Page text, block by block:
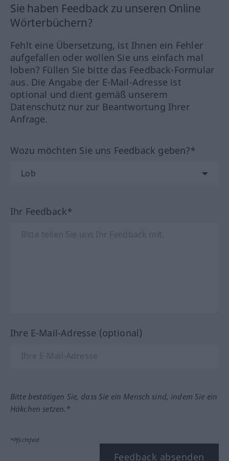
Sie haben Feedback zu unseren Online
Wörterbüchern?
Fehlt eine Übersetzung, ist Ihnen ein Fehler
aufgefallen oder wollen Sie uns einfach mal
loben? Füllen Sie bitte das Feedback-Formular
aus. Die Angabe der E-Mail-Adresse ist
optional und dient gemäß unserem
Datenschutz nur zur Beantwortung Ihrer
Anfrage.
Wozu möchten Sie uns Feedback geben?*
Ihr Feedback*
Ihre E-Mail-Adresse (optional)
Bitte bestätigen Sie, dass Sie ein Mensch sind, indem Sie ein
Häkchen setzen.*
*Pflichtfeld
Feedback absenden